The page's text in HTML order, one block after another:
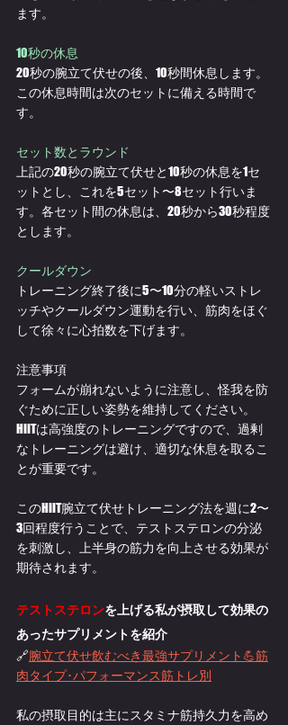
ます。
10秒の休息
20秒の腕立て伏せの後、10秒間休息します。
この休息時間は次のセットに備える時間で
す。
セット数とラウンド
上記の20秒の腕立て伏せと10秒の休息を1セ
ットとし、これを5セット〜8セット行いま
す。各セット間の休息は、20秒から30秒程度
とします。
クールダウン
トレーニング終了後に5〜10分の軽いストレ
ッチやクールダウン運動を行い、筋肉をほぐ
して徐々に心拍数を下げます。
注意事項
フォームが崩れないように注意し、怪我を防
ぐために正しい姿勢を維持してください。
HIITは高強度のトレーニングですので、過剰
なトレーニングは避け、適切な休息を取るこ
とが重要です。
このHIIT腕立て伏せトレーニング法を週に2〜
3回程度行うことで、テストステロンの分泌
を刺激し、上半身の筋力を向上させる効果が
期待されます。
テストステロンを上げる私が摂取して効果の
あったサプリメントを紹介
🔗腕立て伏せ飲むべき最強サプリメント💪筋
肉タイプ･パフォーマンス筋トレ別
私の摂取目的は主にスタミナ筋持久力を高め